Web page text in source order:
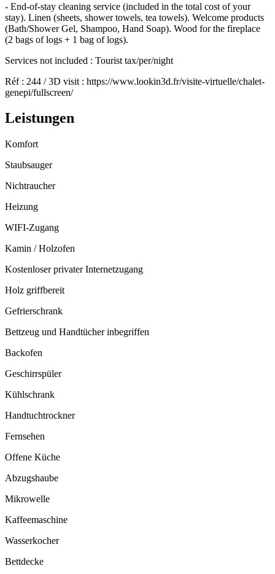
- End-of-stay cleaning service (included in the total cost of your
stay). Linen (sheets, shower towels, tea towels). Welcome products
(Bath/Shower Gel, Shampoo, Hand Soap). Wood for the fireplace
(2 bags of logs + 1 bag of logs).
Services not included : Tourist tax/per/night
Réf : 244 / 3D visit : https://www.lookin3d.fr/visite-virtuelle/chalet-
genepi/fullscreen/
Leistungen
Komfort
Staubsauger
Nichtraucher
Heizung
WIFI-Zugang
Kamin / Holzofen
Kostenloser privater Internetzugang
Holz griffbereit
Gefrierschrank
Bettzeug und Handtücher inbegriffen
Backofen
Geschirrspüler
Kühlschrank
Handtuchtrockner
Fernsehen
Offene Küche
Abzugshaube
Mikrowelle
Kaffeemaschine
Wasserkocher
Bettdecke